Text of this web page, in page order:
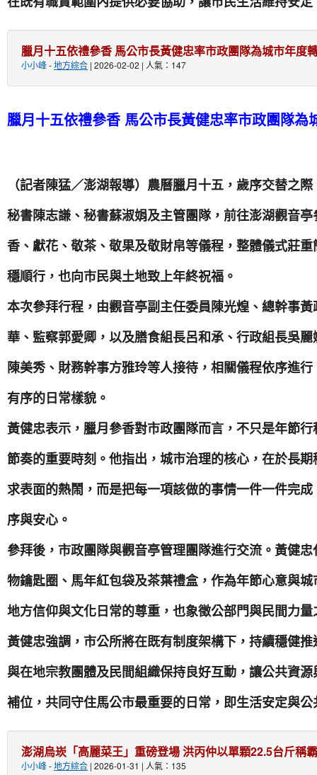
臘月十五依禮參香 馬公市長黃健忠率市政團隊為城市年度
小小峰-地方綜合 | 2026-02-02 | 人氣：147
臘月十五依禮參香 馬公市長黃健忠率市政團隊為
（記者陳猛／澎湖報導）農曆臘月十五，歲序交替之
秘書陳志謙、秘書蘇淑娟及主管團隊，前往澎湖觀音
香、獻花、敬茶、敬果及敬財帛等儀程，整體儀式莊
穩順行，也向市民與土地致上年終祝福。
本次參拜行程，由觀音亭副主任委員陳光煌、總幹事
華、監察郭愛卿，以及膳食組長呂和承、行政組長吳
陳美秀、財務幹事方雅玲等人接待，相關儀程依序進
有序的日常樣貌。
黃健忠表示，臘月參香對市政團隊而言，不只是年節
節奏的重要時刻。他指出，城市治理的核心，在於長
求表面的熱鬧，而是把每一項該做的事情一件一件完
序與安心。
參拜後，市政團隊與觀音亭管理團隊進行交流。黃健
物鑰匙圈、馬年紅包袋及茶葉禮盒，作為年節心意與
地方信仰與文化日常的尊重，也象徵公部門與民間力
黃健忠強調，市公所將在既有制度架構下，持續穩健
與在地宗教團體及民間組織保持良好互動，讓公共資
補位，共同守住馬公市最重要的日常，即生活安定與
澎湖烏崁「高麗菜王」重磅登場 洪丙仲以單顆22.5台斤稱
小小峰-地方綜合 | 2026-01-31 | 人氣：135